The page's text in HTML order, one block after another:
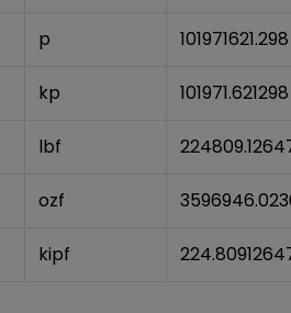
p 101971621.298
kp 101971.621298
lbf
ozf
kipf